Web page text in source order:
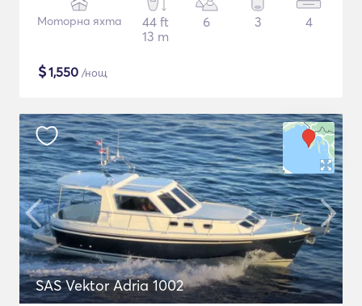
Моторна яхта
44 ft
13 m
6 3 4
$1,550 /нощ
SAS Vektor Adria 1002